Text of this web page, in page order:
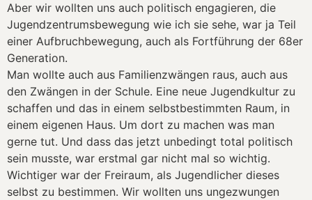
Aber wir wollten uns auch politisch engagieren, die
Jugendzentrumsbewegung wie ich sie sehe, war ja Teil
einer Aufbruchbewegung, auch als Fortführung der 68er
Generation.
Man wollte auch aus Familienzwängen raus, auch aus
den Zwängen in der Schule. Eine neue Jugendkultur zu
schaffen und das in einem selbstbestimmten Raum, in
einem eigenen Haus. Um dort zu machen was man
gerne tut. Und dass das jetzt unbedingt total politisch
sein musste, war erstmal gar nicht mal so wichtig.
Wichtiger war der Freiraum, als Jugendlicher dieses
selbst zu bestimmen. Wir wollten uns ungezwungen